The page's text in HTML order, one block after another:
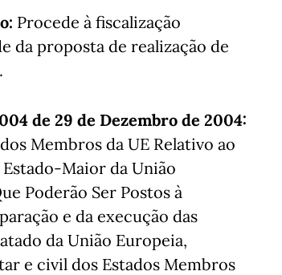
Procede à fiscalização
da proposta de realização de
de 29 de Dezembro de 2004:
Membros da UE Relativo ao
Maior da União
Poderão Ser Postos à
e da execução das
da União Europeia,
e civil dos Estados Membros